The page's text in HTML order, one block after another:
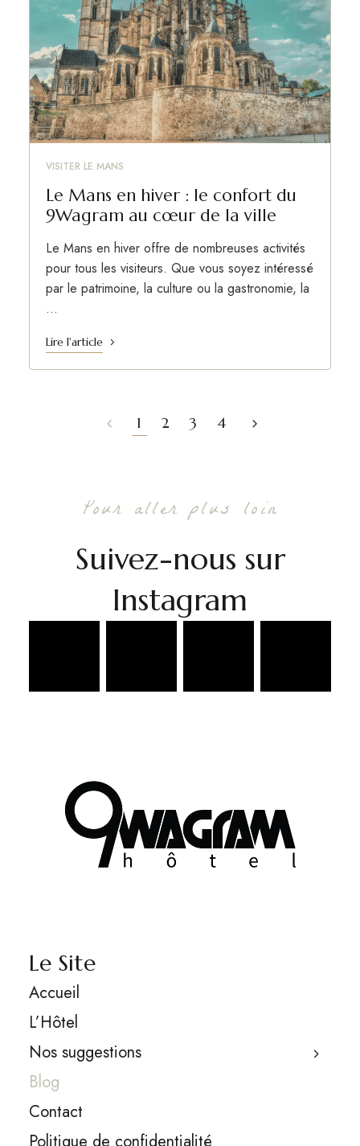
VISITER LE MANS
Le Mans en hiver : le confort du
9Wagram au cœur de la ville
Le Mans en hiver offre de nombreuses activités
pour tous les visiteurs. Que vous soyez intéressé
par le patrimoine, la culture ou la gastronomie, la
…
Lire l'article
1 2 3 4
Pour aller plus loin
Suivez-nous sur
Instagram
Le Site
Accueil
L’Hôtel
Nos suggestions
Blog
Contact
Politique de confidentialité